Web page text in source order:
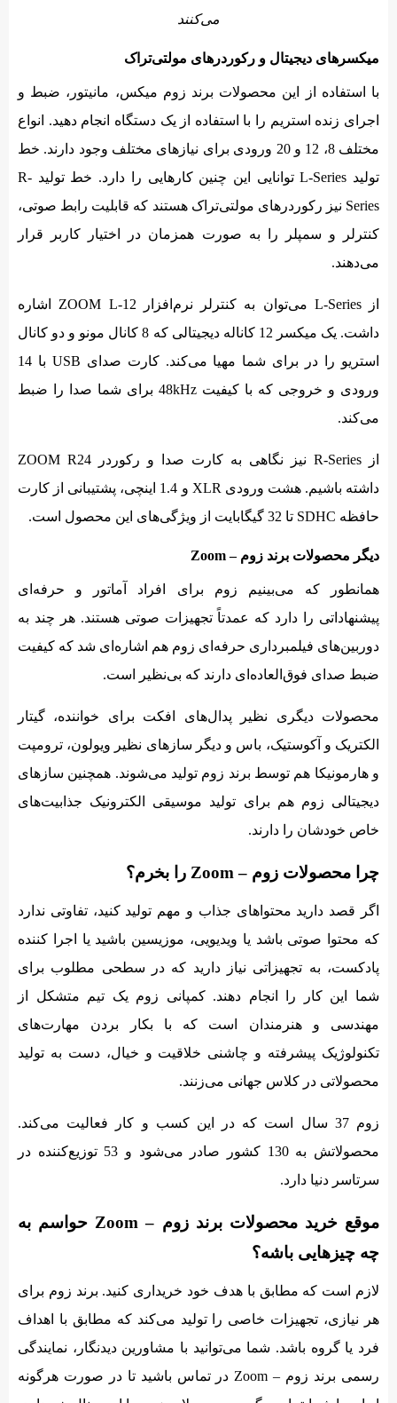
می‌کنند
میکسرهای دیجیتال و رکوردرهای مولتی‌تراک
با استفاده از این محصولات برند زوم میکس،‌ مانیتور، ضبط و
اجرای زنده استریم را با استفاده از یک دستگاه انجام دهید. انواع
مختلف 8، 12 و 20 ورودی برای نیازهای مختلف وجود دارند. خط
تولید L-Series توانایی این چنین کارهایی را دارد. خط تولید R-
Series‌ نیز رکوردرهای مولتی‌تراک هستند که قابلیت رابط صوتی،
کنترلر و سمپلر را به صورت همزمان در اختیار کاربر قرار
می‌دهند.
از L-Series می‌توان به کنترلر نرم‌افزار ZOOM L-12 اشاره
داشت. یک میکسر 12 کاناله دیجیتالی که 8 کانال مونو و دو کانال
استریو را در برای شما مهیا می‌کند. کارت صدای USB با 14
ورودی و خروجی که با کیفیت 48kHz برای شما صدا را ضبط
می‌کند.
از R-Series نیز نگاهی به کارت صدا و رکوردر ZOOM R24
داشته باشیم. هشت ورودی XLR و 1.4 اینچی، پشتیبانی از کارت
حافظه SDHC تا 32 گیگابایت از ویژگی‌های این محصول است.
دیگر محصولات برند زوم – Zoom
همانطور که می‌بینیم زوم برای افراد آماتور و حرفه‌ای
پیشنهاداتی را دارد که عمدتاً تجهیزات صوتی هستند. هر چند به
دوربین‌های فیلمبرداری حرفه‌ای زوم هم اشاره‌ای شد که کیفیت
ضبط صدای فوق‌العاده‌ای دارند که بی‌نظیر است.
محصولات دیگری نظیر پدال‌های افکت برای خواننده، گیتار
الکتریک و آکوستیک، باس و دیگر سازهای نظیر ویولون، ترومپت
و هارمونیکا هم توسط برند زوم تولید می‌شوند. همچنین سازهای
دیجیتالی زوم هم برای تولید موسیقی الکترونیک جذابیت‌های
خاص خودشان را دارند.
چرا محصولات زوم – Zoom را بخرم؟
اگر قصد دارید محتواهای جذاب و مهم تولید کنید، تفاوتی ندارد
که محتوا صوتی باشد یا ویدیویی، موزیسین باشید یا اجرا کننده‌
پادکست، به تجهیزاتی نیاز دارید که در سطحی مطلوب برای
شما این کار را انجام دهند. کمپانی زوم یک تیم متشکل از
مهندسی و هنرمندان است که با بکار بردن مهارت‌های
تکنولوژیک پیشرفته و چاشنی خلاقیت و خیال،‌ دست به تولید
محصولاتی در کلاس جهانی می‌زنند.
زوم 37 سال است که در این کسب و کار فعالیت می‌کند.
محصولاتش به 130 کشور صادر می‌شود و 53 توزیع‌کننده در
سرتاسر دنیا دارد.
موقع خرید محصولات برند زوم – Zoom حواسم به
چه چیزهایی باشه؟
لازم است که مطابق با هدف خود خریداری کنید. برند زوم برای
هر نیازی،‌ تجهیزات خاصی را تولید می‌کند که مطابق با اهداف
فرد یا گروه باشد. شما می‌توانید با مشاورین دیدنگار، نمایندگی
رسمی برند زوم – Zoom در تماس باشید تا در صورت هرگونه